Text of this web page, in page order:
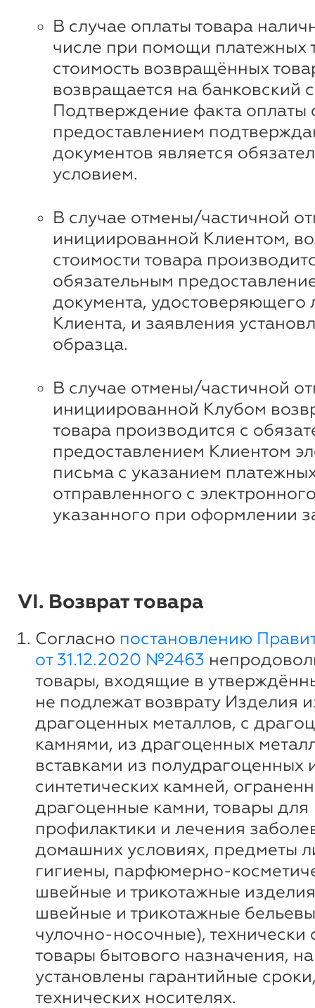
В случае оплаты товара
числе при помощи платежных
стоимость возвращённых
возвращается на банковский
Подтверждение факта оплаты
предоставлением
документов является
условием.
В случае отмены/частичной
инициированной Клиентом,
стоимости товара
обязательным
документа, удостоверяющего
Клиента, и заявления
образца.
В случае отмены/частичной
инициированной Клубом
товара производится с
предоставлением Клиентом
письма с указанием
отправленного с
указанного при оформлении
VI. Возврат товара
Согласно постановлению
от 31.12.2020 №2463
товары, входящие в
не подлежат возврату Изделия
драгоценных металлов, с
камнями, из драгоценных
вставками из полудрагоценных
синтетических камней,
драгоценные камни, товары для
профилактики и лечения
домашних условиях, предметы
гигиены, парфюмерно-
швейные и трикотажные
швейные и трикотажные
чулочно-носочные), технически
товары бытового назначения,
установлены гарантийные
технических носителях.